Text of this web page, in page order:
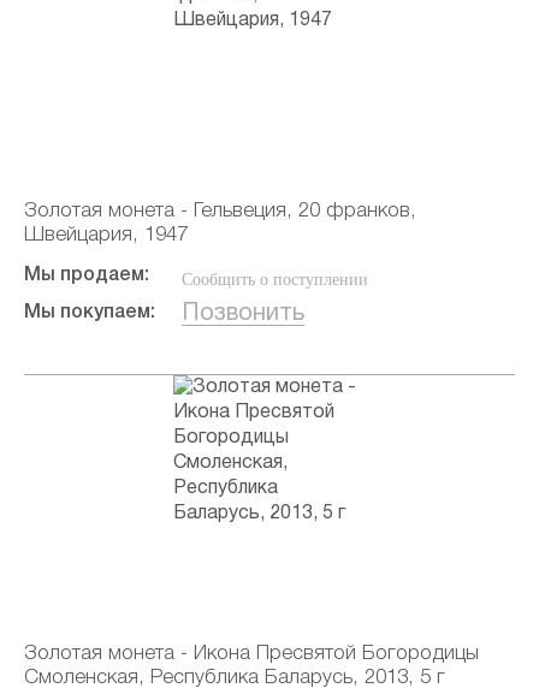
Золотая монета - Гельвеция, 20 франков,
Швейцария, 1947
Мы продаем: Сообщить о поступлении
Мы покупаем: Позвонить
Золотая монета - Икона Пресвятой Богородицы
Смоленская, Республика Баларусь, 2013, 5 г